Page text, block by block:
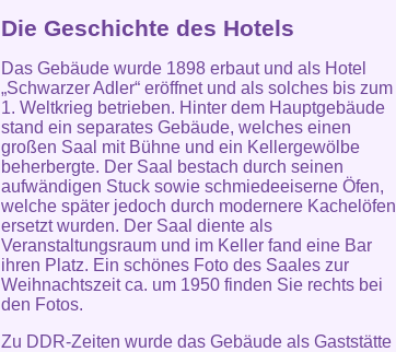
Die Geschichte des Hotels
Das Gebäude wurde 1898 erbaut und als Hotel
„Schwarzer Adler“ eröffnet und als solches bis zum
1. Weltkrieg betrieben. Hinter dem Hauptgebäude
stand ein separates Gebäude, welches einen
großen Saal mit Bühne und ein Kellergewölbe
beherbergte. Der Saal bestach durch seinen
aufwändigen Stuck sowie schmiedeeiserne Öfen,
welche später jedoch durch modernere Kachelöfen
ersetzt wurden. Der Saal diente als
Veranstaltungsraum und im Keller fand eine Bar
ihren Platz. Ein schönes Foto des Saales zur
Weihnachtszeit ca. um 1950 finden Sie rechts bei
den Fotos.
Zu DDR-Zeiten wurde das Gebäude als Gaststätte